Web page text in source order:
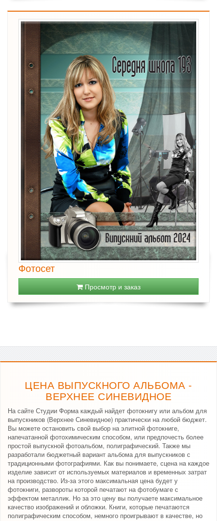
Фотосет
Просмотр и заказ
ЦЕНА ВЫПУСКНОГО АЛЬБОМА -
ВЕРХНЕЕ СИНЕВИДНОЕ
На сайте Студии Форма каждый найдет фотокнигу или альбом для
выпускников (Верхнее Синевидное) практически на любой бюджет.
Вы можете остановить свой выбор на элитной фотокниге,
напечатанной фотохимическим способом, или предпочесть более
простой выпускной фотоальбом, полиграфический. Также мы
разработали бюджетный вариант альбома для выпускников с
традиционными фотографиями. Как вы понимаете, сцена на каждое
изделие зависит от используемых материалов и временных затрат
на производство. Из-за этого максимальная цена будет у
фотокниги, развороты которой печатают на фотобумаге с
эффектом металлик. Но за это цену вы получаете максимальное
качество изображений и обложки. Книги, которые печатаются
полиграфическим способом, немного проигрывают в качестве, но